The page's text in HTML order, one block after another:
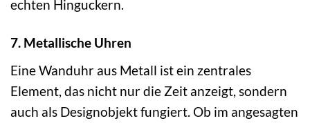
echten Hinguckern.
7. Metallische Uhren
Eine Wanduhr aus Metall ist ein zentrales
Element, das nicht nur die Zeit anzeigt, sondern
auch als Designobjekt fungiert. Ob im angesagten